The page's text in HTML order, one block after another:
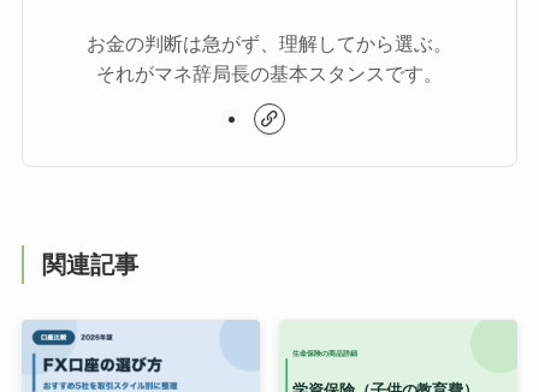
お金の判断は急がず、理解してから選ぶ。
それがマネ辞局長の基本スタンスです。
関連記事